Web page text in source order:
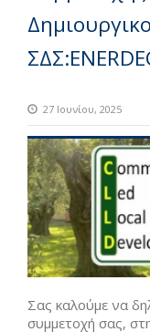
27 Ιουνίου, 2025
Σας καλούμε να
συμμετοχή σας,